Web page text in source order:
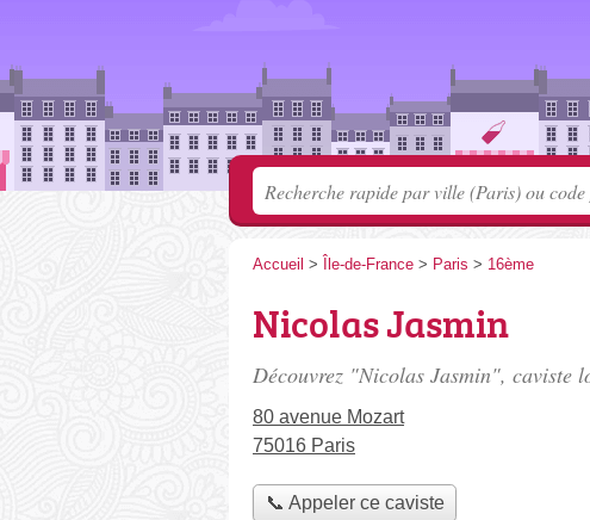
Accueil > Île-de-France > Paris > 16ème
Nicolas Jasmin
Découvrez "Nicolas Jasmin", caviste
80 avenue Mozart
75016 Paris
📞 Appeler ce caviste